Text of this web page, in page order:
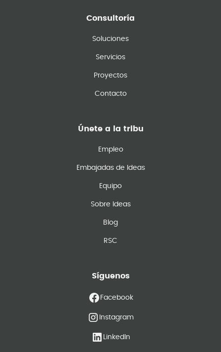
Consultoría
Soluciones
Servicios
Proyectos
Contacto
Únete a la tribu
Empleo
Embajadas de Ideas
Equipo
Sobre Ideas
Blog
RSC
Síguenos
Facebook
Instagram
LinkedIn